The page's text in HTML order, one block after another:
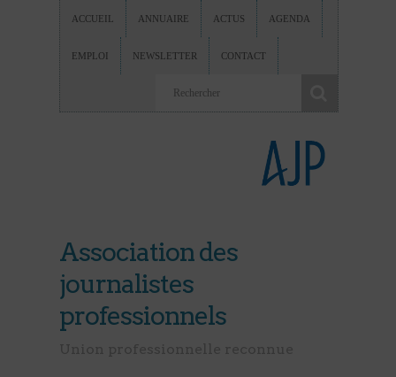
ACCUEIL ANNUAIRE ACTUS AGENDA
EMPLOI NEWSLETTER CONTACT
Association des
journalistes
professionnels